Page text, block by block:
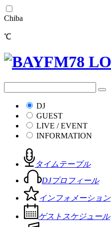
Chiba
℃
DJ
GUEST
LIVE / EVENT
INFORMATION
タイムテーブル
DJプロフィール
インフォメーション
ゲストスケジュール